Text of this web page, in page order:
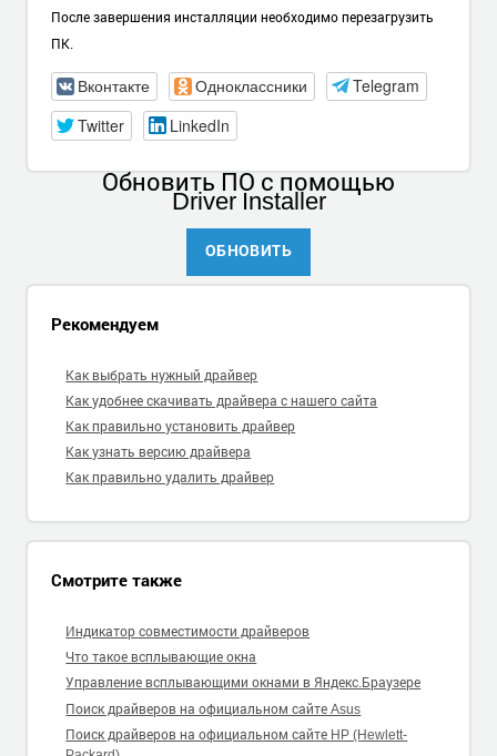
После завершения инсталляции необходимо перезагрузить
ПК.
Вконтакте Одноклассники
Telegram
Twitter
LinkedIn
Обновить ПОс помощью
Driver Installer
ОБНОВИТЬ
Рекомендуем
Как выбрать нужный драйвер
Как удобнее скачивать драйвера с нашего сайта
Как правильно установить драйвер
Как узнать версию драйвера
Как правильно удалить драйвер
Смотрите также
Индикатор совместимости драйверов
Что такое всплывающие окна
Управление всплывающими окнами в Яндекс.Браузере
Поиск драйверов на официальном сайте Asus
Поиск драйверов на официальном сайте HP (Hewlett-